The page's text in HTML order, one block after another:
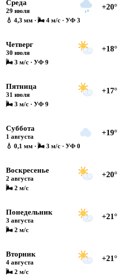
Среда
29 июля +20°
💧 4,3 мм · 🌬 4 м/с · УФ 3
Четверг
30 июля +18°
🌬 3 м/с · УФ 9
Пятница
31 июля +17°
🌬 3 м/с · УФ 9
Суббота
1 августа +19°
💧 0,1 мм · 🌬 3 м/с · УФ 0
Воскресенье
2 августа +20°
🌬 2 м/с
Понедельник
3 августа +21°
🌬 2 м/с
Вторник
4 августа +21°
🌬 2 м/с